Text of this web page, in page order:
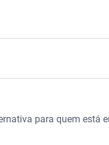
para quem está